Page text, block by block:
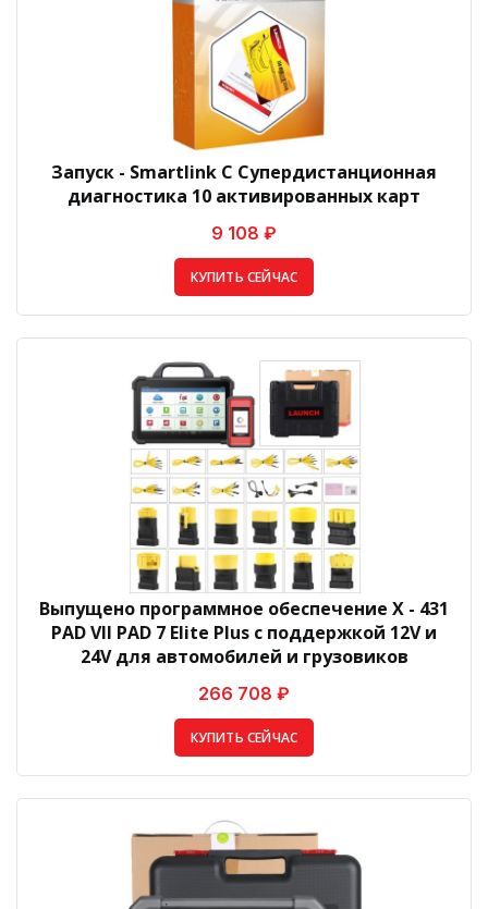
Запуск - Smartlink C Супердистанционная
диагностика 10 активированных карт
9 108 ₽
КУПИТЬ СЕЙЧАС
Выпущено программное обеспечение X - 431
PAD VII PAD 7 Elite Plus с поддержкой 12V и
24V для автомобилей и грузовиков
266 708 ₽
КУПИТЬ СЕЙЧАС